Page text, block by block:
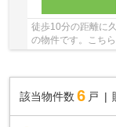
徒歩10分の距離に
の物件です。こち
では、多種多様な
該当物件数 6 戸